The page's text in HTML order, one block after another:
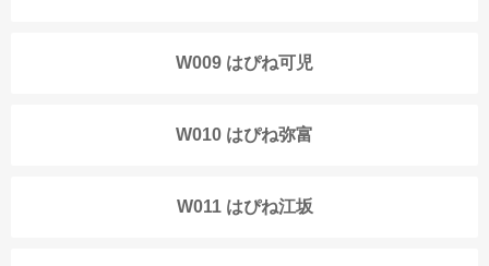
W009 はぴね可児
W010 はぴね弥富
W011 はぴね江坂